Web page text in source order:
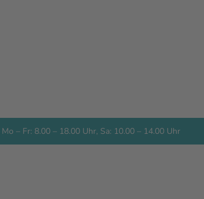
Mo – Fr: 8.00 – 18.00 Uhr, Sa: 10.00 – 14.00 Uhr